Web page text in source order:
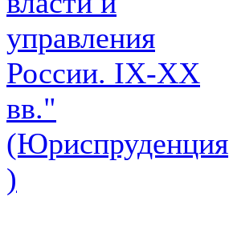
управления
России. IХ-ХХ
вв."
(Юриспруденция
)